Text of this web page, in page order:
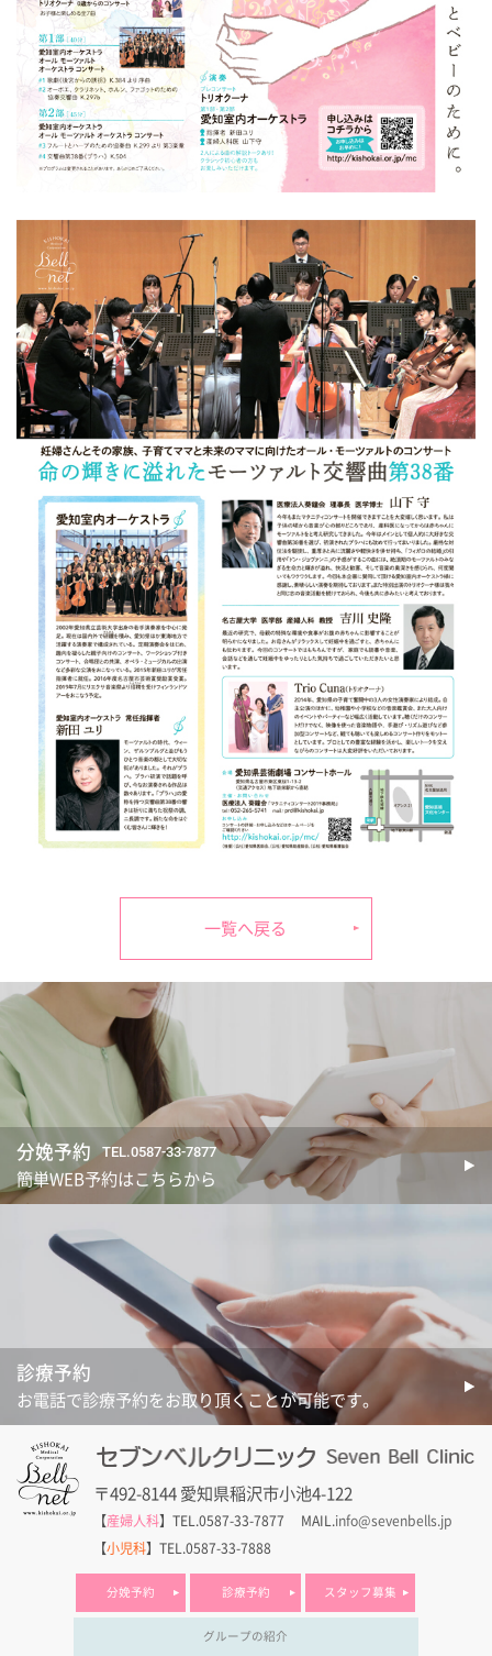
一覧へ戻る
分娩予約
TEL.0587-33-7877
簡単WEB予約はこちらから
診療予約
お電話で診療予約をお取り頂くことが可能です。
〒492-8144 愛知県稲沢市小池4-122
【 産婦人科】TEL.0587-33-7877 MAIL.info@sevenbells.jp
【小児科】TEL.0587-33-7888
分娩予約 診療予約 スタッフ募集
グループの紹介